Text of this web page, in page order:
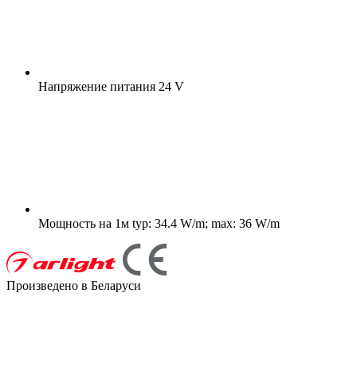
Напряжение питания 24 V
Мощность на 1м typ: 34.4 W/m; max: 36 W/m
Произведено в Беларуси